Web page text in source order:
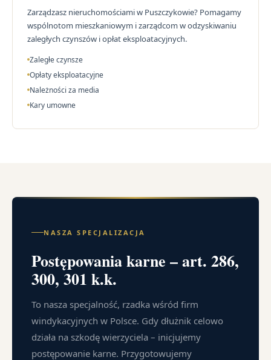
Zarządzasz nieruchomościami w Puszczykowie? Pomagamy
wspólnotom mieszkaniowym i zarządcom w odzyskiwaniu
zaległych czynszów i opłat eksploatacyjnych.
Zaległe czynsze
Opłaty eksploatacyjne
Należności za media
Kary umowne
NASZA SPECJALIZACJA
Postępowania karne – art. 286,
300, 301 k.k.
To nasza specjalność, rzadka wśród firm
windykacyjnych w Polsce. Gdy dłużnik celowo
działa na szkodę wierzyciela – inicjujemy
postępowanie karne. Przygotowujemy